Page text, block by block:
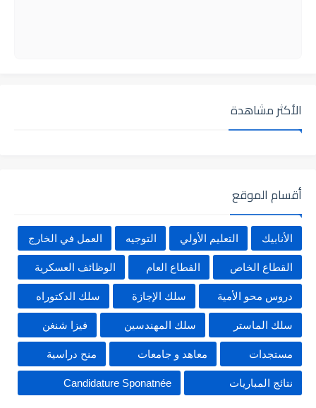
الأكثر مشاهدة
أقسام الموقع
الأنابيك التعليم الأولي التوجيه العمل في الخارج
القطاع الخاص القطاع العام الوظائف العسكرية
دروس محو الأمية سلك الإجازة سلك الدكتوراه
سلك الماستر سلك المهندسين فيزا شنغن
مستجدات معاهد و جامعات منح دراسية
نتائج المباريات Candidature Sponatnée